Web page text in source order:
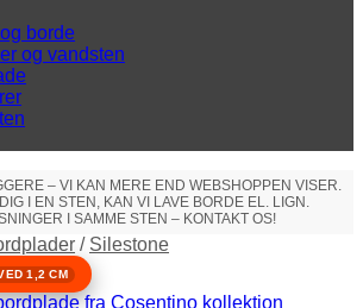
borde
og vandsten
– VI KAN MERE END WEBSHOPPEN VISER.
I EN STEN, KAN VI LAVE BORDE EL. LIGN.
I SAMME STEN – KONTAKT OS!
/ Silestone
1,2 CM